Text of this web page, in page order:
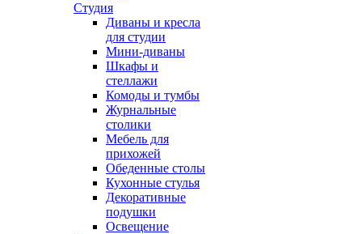
Студия
Диваны и кресла
для студии
Мини-диваны
Шкафы и
стеллажи
Комоды и тумбы
Журнальные
столики
Мебель для
прихожей
Обеденные столы
Кухонные стулья
Декоративные
подушки
Освещение